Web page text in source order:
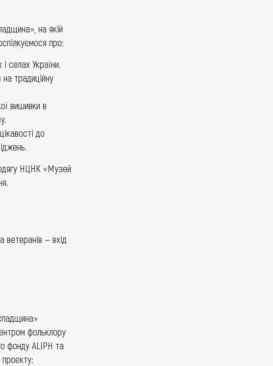
на якій
про:
селах України.
традиційну
вишивки в
до
НЦНК «Музей
ветеранів — вхід
фольклору
фонду ALIPH та